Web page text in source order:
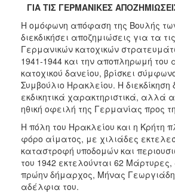
2018
2017
2016
2015
2013
2012
2011
2010
2006
ΓΙΑ ΤΙΣ ΓΕΡΜΑΝΙΚΕΣ
Η ομόφωνη απόφαση της Βουλής
διεκδικήσει αποζημιώσεις για τα
Γερμανικών κατοχικών
1941-1944 και την αποπληρωμή του
κατοχικού δανείου, βρίσκει
Συμβούλιο Ηρακλείου. Η διεκδίκηση
εκδικητικά χαρακτηριστικά, αλλά
ηθική οφειλή της Γερμανίας προς
Η πόλη του Ηρακλείου και η Κρήτη
φόρο αίματος, με χιλιάδες
καταστροφή υποδομών και
του 1942 εκτελούνται 62
πρώην δήμαρχος, Μήνας
αδέλφια του.